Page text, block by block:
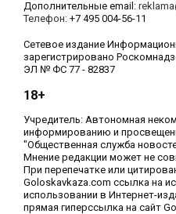
Дополнительные email:
Телефон: +7 495 004-56-11
Сетевое издание
зарегистрировано
ЭЛ № ФС 77 - 82837
18+
Учредитель: Автономная
информированию и
"Общественная служба
Мнение редакции может не
При перепечатке или
Goloskavkaza.com ссылка на
использовании в Интернет-
прямая гиперссылка на сайт